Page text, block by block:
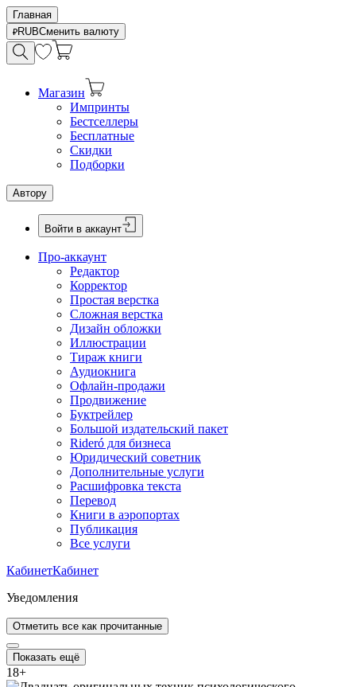
Главная
RUBСменить валюту
Магазин
Импринты
Бестселлеры
Бесплатные
Скидки
Подборки
Автору
Войти в аккаунт
Про-аккаунт
Редактор
Корректор
Простая верстка
Сложная верстка
Дизайн обложки
Иллюстрации
Тираж книги
Аудиокнига
Офлайн-продажи
Продвижение
Буктрейлер
Большой издательский пакет
Rideró для бизнеса
Юридический советник
Дополнительные услуги
Расшифровка текста
Перевод
Книги в аэропортах
Публикация
Все услуги
КабинетКабинет
Уведомления
Отметить все как прочитанные
Показать ещё
18+